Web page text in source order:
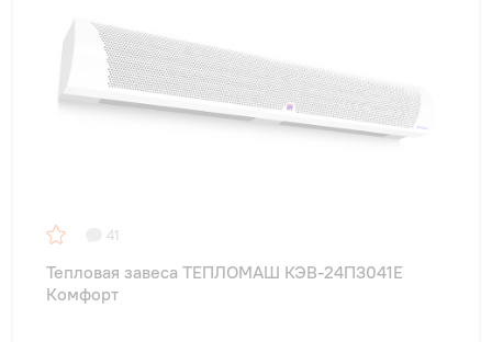
41
Тепловая завеса ТЕПЛОМАШ КЭВ-24П3041E
Комфорт